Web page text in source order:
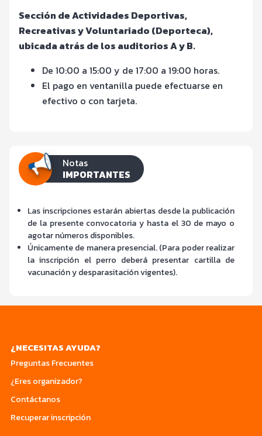
Sección de Actividades Deportivas,
Recreativas y Voluntariado (Deporteca),
ubicada atrás de los auditorios A y B.
De 10:00 a 15:00 y de 17:00 a 19:00 horas.
El pago en ventanilla puede efectuarse en
efectivo o con tarjeta.
Notas
IMPORTANTES
Las inscripciones estarán abiertas desde la publicación
de la presente convocatoria y hasta el 30 de mayo o
agotar números disponibles.
Únicamente de manera presencial. (Para poder realizar
la inscripción el perro deberá presentar cartilla de
vacunación y desparasitación vigentes).
¿NECESITAS AYUDA?
Preguntas Frecuentes
¿Eres organizador?
Contáctanos
Recuperar inscripción